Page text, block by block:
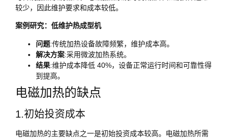
较少，因此维护要求和成本较低。
案例研究：低维护热成型机
问题:传统加热设备故障频繁，维护成本高。
解决方案:采用微波加热系统。
结果:维护成本降低 40%，设备正常运行时间和可靠性得
到提高。
电磁加热的缺点
1.初始投资成本
电磁加热的主要缺点之一是初始投资成本较高。电磁加热所需